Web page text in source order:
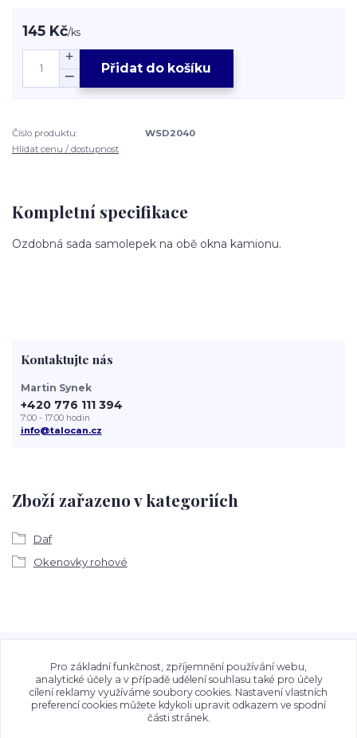
145 Kč/ks
Přidat do košíku
Číslo produktu:
WSD2040
Hlídat cenu / dostupnost
Kompletní specifikace
Ozdobná sada samolepek na obě okna kamionu.
Zboží zařazeno v kategoriích
Daf
Okenovky rohové
Kontaktujte nás
Martin Synek
+420 776 111 394
7:00 - 17:00 hodin
info@talocan.cz
obsah zveřejněný na stránkách Talocan.cz a
CeskeSamolepky.cz jsou chráněny autorským právem. Jejich
použití bez předchozího písemného souhlasu provozovatele
je zakázáno.
Pro základní funkčnost, zpříjemnění používání webu,
analytické účely a v případě udělení souhlasu také pro účely
cílení reklamy využíváme soubory cookies. Nastavení vlastních
preferencí cookies můžete kdykoli upravit odkazem ve spodní
části stránek.